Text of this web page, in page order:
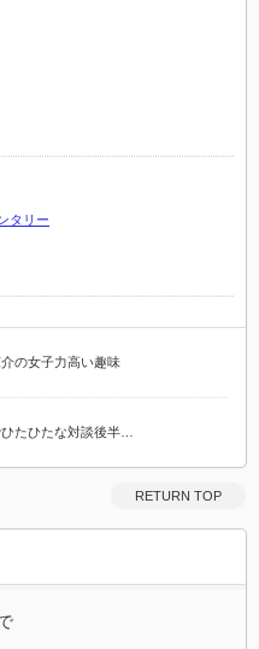
タリー
の女子力高い趣味
たひたな対談後半…
RETURN TOP